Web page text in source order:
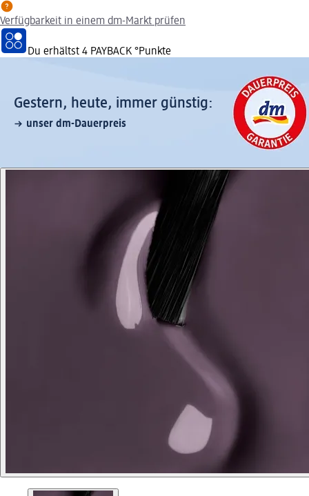
Verfügbarkeit in einem dm-Markt prüfen
Du erhältst 4 PAYBACK °Punkte
Gestern, heute, immer günstig:
unser dm-Dauerpreis